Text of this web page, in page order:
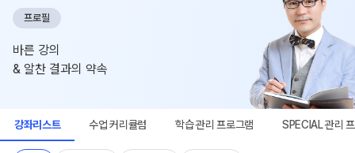
프로필
바른 강의
& 알찬 결과의 약속
강좌리스트 수업 커리큘럼 학습 관리 프로그램 SPECIAL 관리